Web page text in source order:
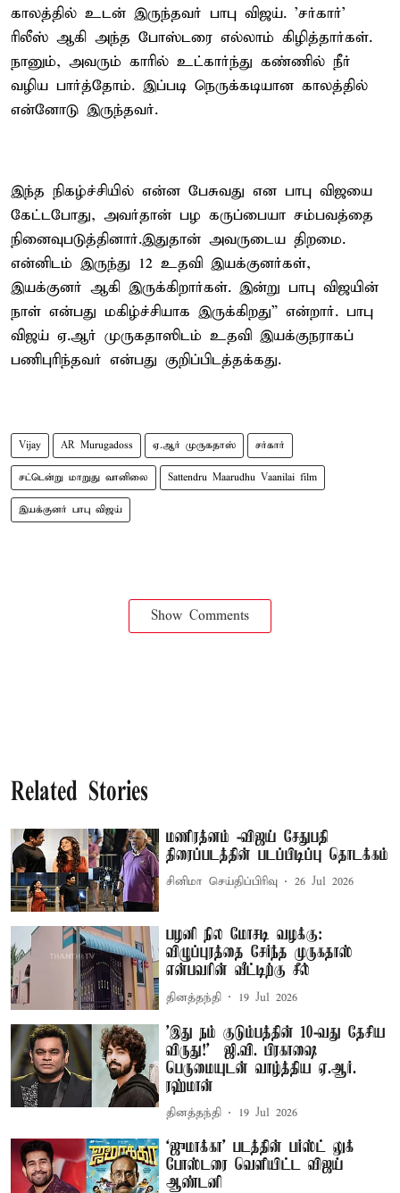
காலத்தில் உடன் இருந்தவர் பாபு விஜய். ’சர்கார்’
ரிலீஸ் ஆகி அந்த போஸ்டரை எல்லாம் கிழித்தார்கள்.
நானும், அவரும் காரில் உட்கார்ந்து கண்ணில் நீர்
வழிய பார்த்தோம். இப்படி நெருக்கடியான காலத்தில்
என்னோடு இருந்தவர்.
இந்த நிகழ்ச்சியில் என்ன பேசுவது என பாபு விஜயை
கேட்டபோது, அவர்தான் பழ கருப்பையா சம்பவத்தை
நினைவுபடுத்தினார்.இதுதான் அவருடைய திறமை.
என்னிடம் இருந்து 12 உதவி இயக்குனர்கள்,
இயக்குனர் ஆகி இருக்கிறார்கள். இன்று பாபு விஜயின்
நாள் என்பது மகிழ்ச்சியாக இருக்கிறது” என்றார். பாபு
விஜய் ஏ.ஆர் முருகதாஸிடம் உதவி இயக்குநராகப்
பணிபுரிந்தவர் என்பது குறிப்பிடத்தக்கது.
Vijay AR Murugadoss ஏ.ஆர் முருகதாஸ் சர்கார்
சட்டென்று மாறுது வானிலை Sattendru Maarudhu Vaanilai film
இயக்குனர் பாபு விஜய்
Show Comments
Related Stories
மணிரத்னம் -விஜய் சேதுபதி
திரைப்படத்தின் படப்பிடிப்பு தொடக்கம்
சினிமா செய்திப்பிரிவு 26 Jul 2026
பழனி நில மோசடி வழக்கு:
விழுப்புரத்தை சேர்ந்த முருகதாஸ்
என்பவரின் வீட்டிற்கு சீல்
தினத்தந்தி 19 Jul 2026
'இது நம் குடும்பத்தின் 10-வது தேசிய
விருது!' – ஜி.வி. பிரகாஷை
பெருமையுடன் வாழ்த்திய ஏ.ஆர்.
ரஹ்மான்
தினத்தந்தி 19 Jul 2026
`ஜுமாக்கா' படத்தின் பர்ஸ்ட் லுக்
போஸ்டரை வெளியிட்ட விஜய்
ஆண்டனி